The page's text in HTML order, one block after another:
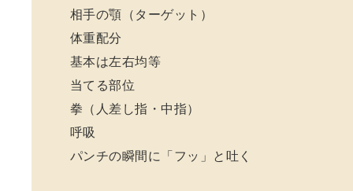
相手の顎（ターゲット）
体重配分
基本は左右均等
当てる部位
拳（人差し指・中指）
呼吸
パンチの瞬間に「フッ」と吐く